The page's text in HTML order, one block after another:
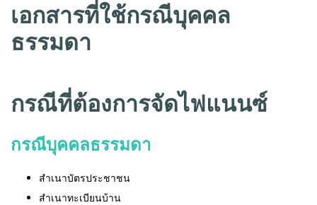
เอกสารที่ใช้กรณีบุคคล
ธรรมดา
กรณีที่ต้องการจัดไฟแนนซ์
กรณีบุคคลธรรมดา
สำเนาบัตรประชาชน
สำเนาทะเบียนบ้าน